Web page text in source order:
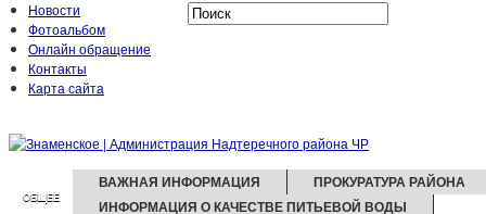
Новости
Фотоальбом
Онлайн обращение
Контакты
Карта сайта
ОБЩЕЕ
ВАЖНАЯ ИНФОРМАЦИЯ
ПРОКУРАТУРА РАЙОНА
ИНФОРМАЦИЯ О КАЧЕСТВЕ ПИТЬЕВОЙ ВОДЫ